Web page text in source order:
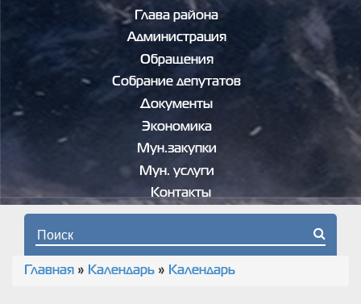
Глава района
Администрация
Обращения
Собрание депутатов
Документы
Экономика
Мун.закупки
Мун. услуги
Контакты
Форма поиска
Вы здесь
Главная » Календарь » Календарь